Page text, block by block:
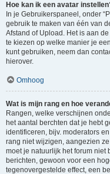
Hoe kan ik een avatar
In je Gebruikerspaneel, onder
gebruik te maken van één van
Afstand of Upload. Het is aan
te kiezen op welke manier je
kunt gebruiken, neem dan
hierover.
Omhoog
Wat is mijn rang en hoe
Rangen, welke verschijnen
het aantal berchten dat je hebt
identificeren, bijv. moderators
rang niet wijzigen, aangezien
moet je natuurlijk het forum niet
berichten, gewoon voor een
tegenovergestelde effect, een